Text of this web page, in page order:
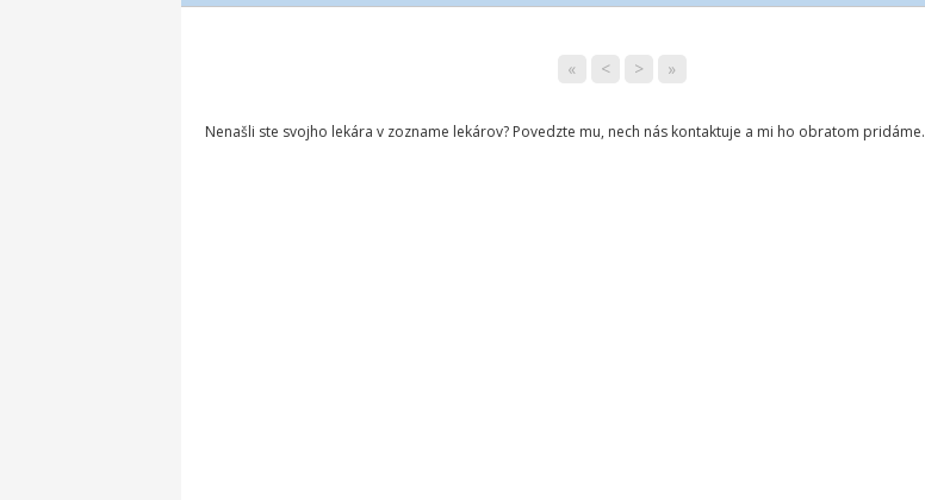
« < > »
Nenašli ste svojho lekára v zozname lekárov? Povedzte mu, nech nás kontaktuje a mi ho obratom pridáme.